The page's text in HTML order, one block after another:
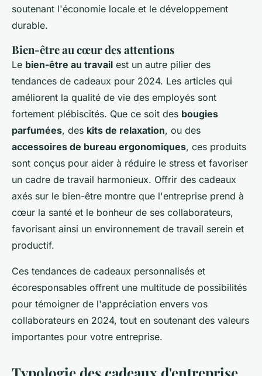
soutenant l'économie locale et le développement
durable.
Bien-être au cœur des attentions
Le bien-être au travail est un autre pilier des
tendances de cadeaux pour 2024. Les articles qui
améliorent la qualité de vie des employés sont
fortement plébiscités. Que ce soit des bougies
parfumées, des kits de relaxation, ou des
accessoires de bureau ergonomiques, ces produits
sont conçus pour aider à réduire le stress et favoriser
un cadre de travail harmonieux. Offrir des cadeaux
axés sur le bien-être montre que l'entreprise prend à
cœur la santé et le bonheur de ses collaborateurs,
favorisant ainsi un environnement de travail serein et
productif.
Ces tendances de cadeaux personnalisés et
écoresponsables offrent une multitude de possibilités
pour témoigner de l'appréciation envers vos
collaborateurs en 2024, tout en soutenant des valeurs
importantes pour votre entreprise.